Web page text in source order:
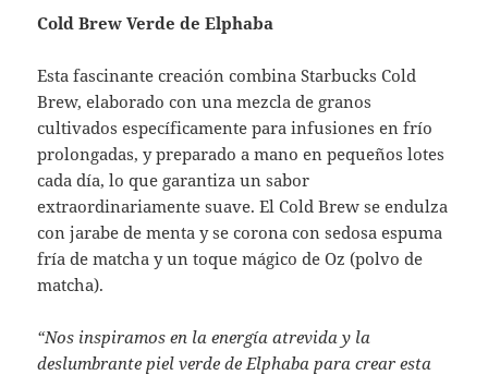
Cold Brew Verde de Elphaba
Esta fascinante creación combina Starbucks Cold
Brew, elaborado con una mezcla de granos
cultivados específicamente para infusiones en frío
prolongadas, y preparado a mano en pequeños lotes
cada día, lo que garantiza un sabor
extraordinariamente suave. El Cold Brew se endulza
con jarabe de menta y se corona con sedosa espuma
fría de matcha y un toque mágico de Oz (polvo de
matcha).
“Nos inspiramos en la energía atrevida y la
deslumbrante piel verde de Elphaba para crear esta